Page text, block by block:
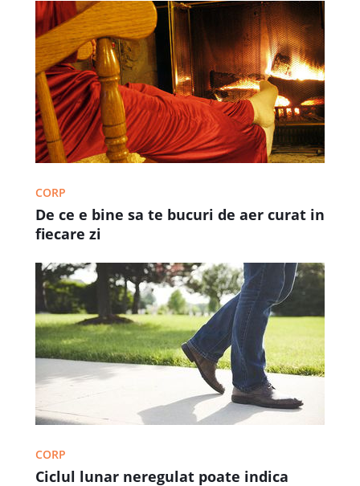
CORP
De ce e bine sa te bucuri de aer curat in
fiecare zi
CORP
Ciclul lunar neregulat poate indica